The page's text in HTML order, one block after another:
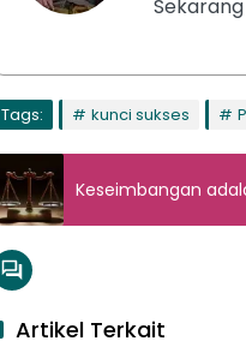
Tags: kunci sukses
Keseimbangan
Artikel Terkait